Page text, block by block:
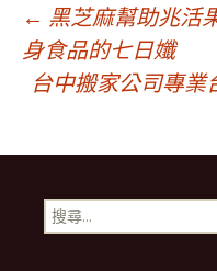
文
章
導
航
← 黑芝麻幫助兆活
身食品的七日孅
台中搬家公司專
搜
尋